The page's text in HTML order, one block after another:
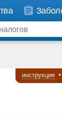
инструкция •